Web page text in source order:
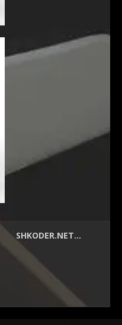
SHKODER.NET…